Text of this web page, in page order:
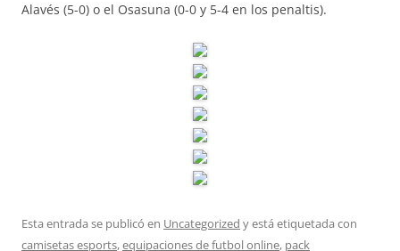
Alavés (5-0) o el Osasuna (0-0 y 5-4 en los penaltis).
Esta entrada se publicó en Uncategorized y está etiquetada con
camisetas esports,equipaciones de futbol online, pack